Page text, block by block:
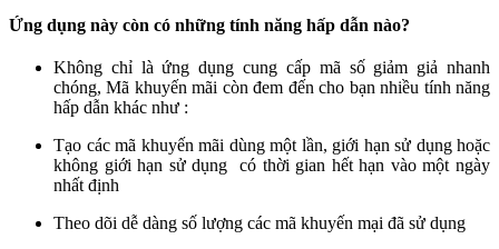
Ứng dụng này còn có những tính năng hấp dẫn nào?
Không chỉ là ứng dụng cung cấp mã số giảm giả nhanh
chóng, Mã khuyến mãi còn đem đến cho bạn nhiều tính năng
hấp dẫn khác như :
Tạo các mã khuyến mãi dùng một lần, giới hạn sử dụng hoặc
không giới hạn sử dụng có thời gian hết hạn vào một ngày
nhất định
Theo dõi dễ dàng số lượng các mã khuyến mại đã sử dụng